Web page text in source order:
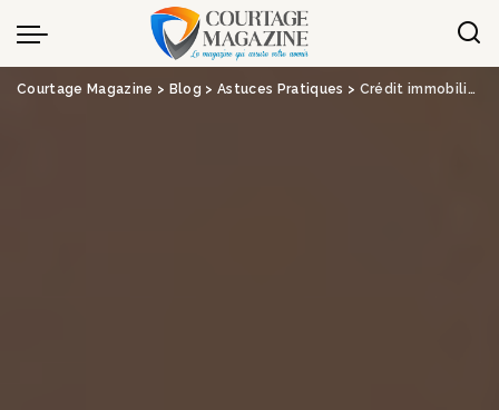
Panneau de gestion des cookies
Courtage Magazine > Blog > Astuces Pratiques > Crédit immobilier : nouveau bras de fer en perspective